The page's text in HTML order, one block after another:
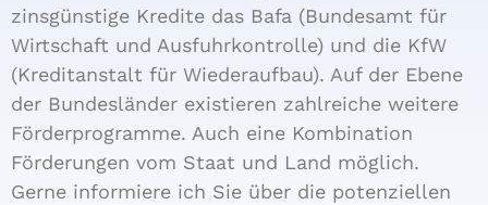
zinsgünstige Kredite das Bafa (Bundesamt für
Wirtschaft und Ausfuhrkontrolle) und die KfW
(Kreditanstalt für Wiederaufbau). Auf der Ebene
der Bundesländer existieren zahlreiche weitere
Förderprogramme. Auch eine Kombination
Förderungen vom Staat und Land möglich.
Gerne informiere ich Sie über die potenziellen